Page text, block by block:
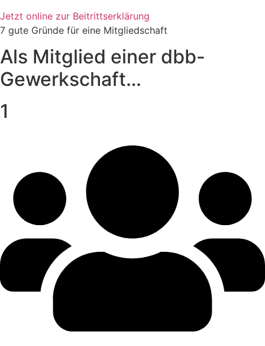
Jetzt online zur Beitrittserklärung
7 gute Gründe für eine Mitgliedschaft
Als Mitglied einer dbb-
Gewerkschaft…
1